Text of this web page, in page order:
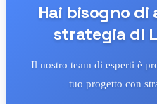
Hai bisogno
strategia di
Il nostro team di esperti è
tuo progetto con